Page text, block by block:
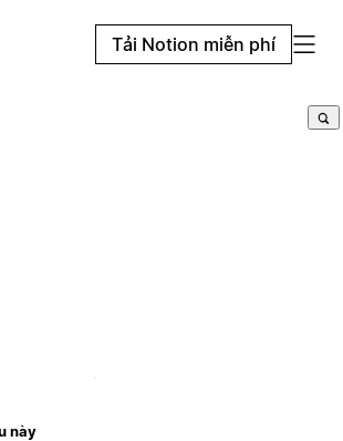
Tải Notion miễn phí
này